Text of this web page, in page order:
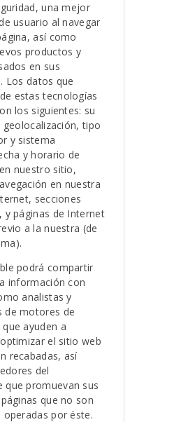
una mejor
usuario al navegar
así como
productos y
en sus
Los datos que
estas tecnologías
los siguientes: su
geolocalización, tipo
y sistema
y horario de
nuestro sitio,
en nuestra
secciones
y páginas de Internet
a la nuestra (de
podrá compartir
información con
analistas y
de motores de
ayuden a
el sitio web
recabadas, así
del
que promuevan sus
que no son
operadas por éste.